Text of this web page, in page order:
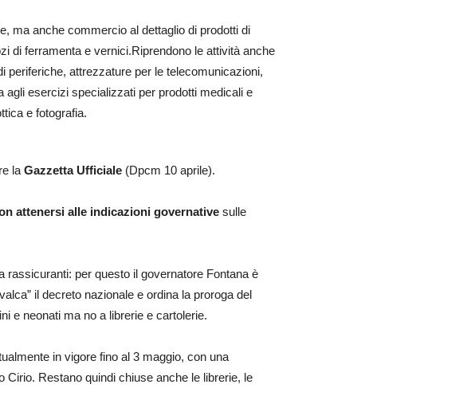
ma anche commercio al dettaglio di prodotti di
di ferramenta e vernici.Riprendono le attività anche
periferiche, attrezzature per le telecomunicazioni,
agli esercizi specializzati per prodotti medicali e
e fotografia.
la Gazzetta Ufficiale (Dpcm 10 aprile).
attenersi alle indicazioni governative sulle
rassicuranti: per questo il governatore Fontana è
il decreto nazionale e ordina la proroga del
e neonati ma no a librerie e cartolerie.
in vigore fino al 3 maggio, con una
Cirio. Restano quindi chiuse anche le librerie, le